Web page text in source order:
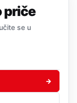
priče
se u
→